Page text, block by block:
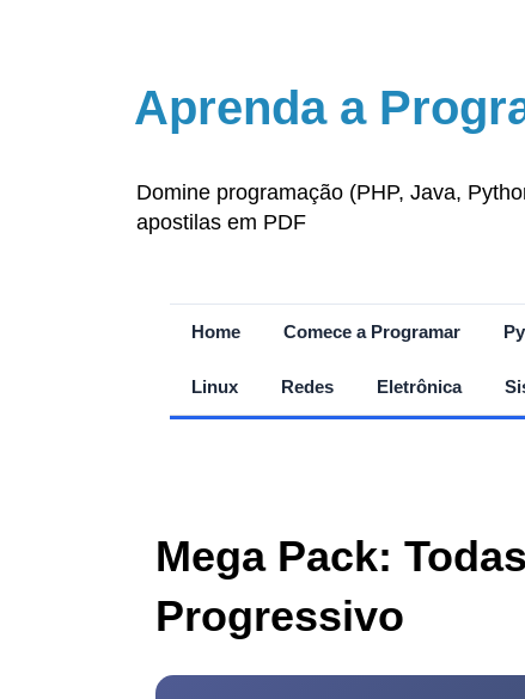
Aprenda a
Domine programação (PHP, Java,
apostilas em PDF
Home Comece a Programar
Linux Redes Eletrônica
Mega Pack:
Progressivo